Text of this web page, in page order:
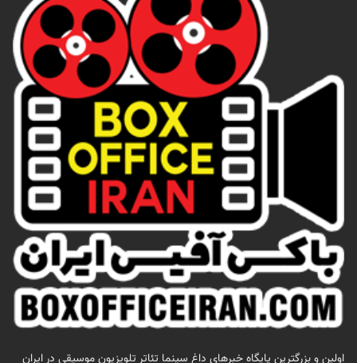
اولين و بزرگترين پايگاه خبرهاي داغ سينما تئاتر تلويزيون موسيقي در ايران